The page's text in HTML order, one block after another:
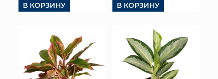
В КОРЗИНУ В КОРЗИНУ